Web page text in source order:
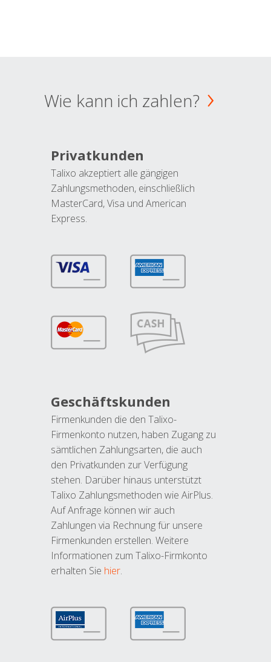
Wie kann ich zahlen?
Privatkunden
Talixo akzeptiert alle gängigen
Zahlungsmethoden, einschließlich
MasterCard, Visa und American
Express.
Geschäftskunden
Firmenkunden die den Talixo-
Firmenkonto nutzen, haben Zugang zu
sämtlichen Zahlungsarten, die auch
den Privatkunden zur Verfügung
stehen. Darüber hinaus unterstützt
Talixo Zahlungsmethoden wie AirPlus.
Auf Anfrage können wir auch
Zahlungen via Rechnung für unsere
Firmenkunden erstellen. Weitere
Informationen zum Talixo-Firmkonto
erhalten Sie hier.